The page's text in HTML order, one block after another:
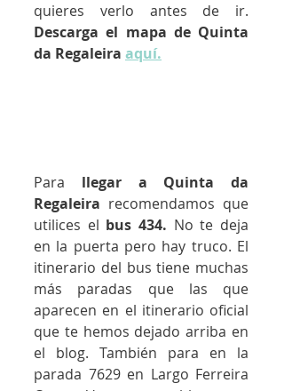
Descarga el mapa de Quinta
da Regaleira aquí.
Para llegar a Quinta da
Regaleira recomendamos que
utilices el bus 434. No te deja
en la puerta pero hay truco. El
itinerario del bus tiene muchas
más paradas que las que
aparecen en el itinerario oficial
que te hemos dejado arriba en
el blog. También para en la
parada 7629 en Largo Ferreira